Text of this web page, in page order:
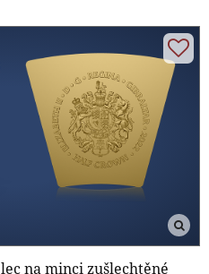
na minci zušlechtěné